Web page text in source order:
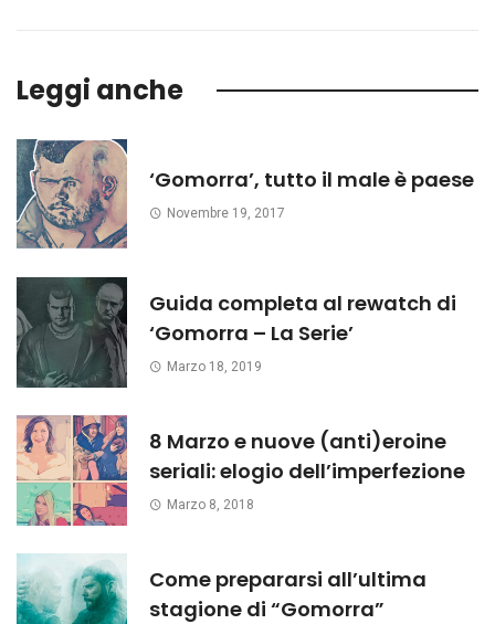
Leggi anche
‘Gomorra’, tutto il male è paese
Novembre 19, 2017
Guida completa al rewatch di
‘Gomorra – La Serie’
Marzo 18, 2019
8 Marzo e nuove (anti)eroine
seriali: elogio dell’imperfezione
Marzo 8, 2018
Come prepararsi all’ultima
stagione di “Gomorra”